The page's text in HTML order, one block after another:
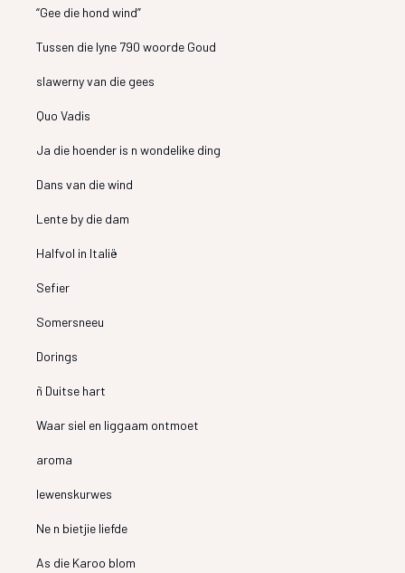
“Gee die hond wind”
Tussen die lyne 790 woorde Goud
slawerny van die gees
Quo Vadis
Ja die hoender is n wondelike ding
Dans van die wind
Lente by die dam
Halfvol in Italië
Sefier
Somersneeu
Dorings
ñ Duitse hart
Waar siel en liggaam ontmoet
aroma
lewenskurwes
Ne n bietjie liefde
As die Karoo blom